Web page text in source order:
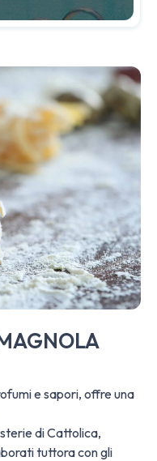
e sapori, offre una
di Cattolica,
tuttora con gli